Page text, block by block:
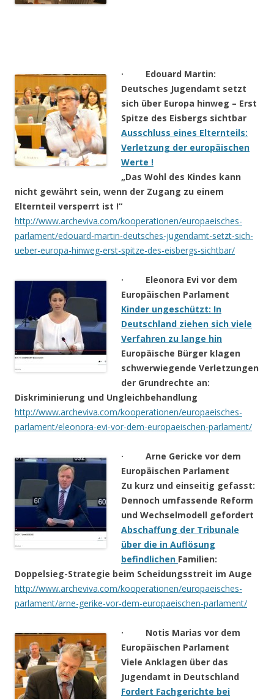
· Edouard Martin:
Deutsches Jugendamt setzt
sich über Europa hinweg – Erst
Spitze des Eisbergs sichtbar
Ausschluss eines Elternteils:
Verletzung der europäischen
Werte !
„Das Wohl des Kindes kann
nicht gewährt sein, wenn der Zugang zu einem
Elternteil versperrt ist !“
http://www.archeviva.com/kooperationen/europaeisches-
parlament/edouard-martin-deutsches-jugendamt-setzt-sich-
ueber-europa-hinweg-erst-spitze-des-eisbergs-sichtbar/
· Eleonora Evi vor dem
Europäischen Parlament
Kinder ungeschützt: In
Deutschland ziehen sich viele
Verfahren zu lange hin
Europäische Bürger klagen
schwerwiegende Verletzungen
der Grundrechte an:
Diskriminierung und Ungleichbehandlung
http://www.archeviva.com/kooperationen/europaeisches-
parlament/eleonora-evi-vor-dem-europaeischen-parlament/
· Arne Gericke vor dem
Europäischen Parlament
Zu kurz und einseitig gefasst:
Dennoch umfassende Reform
und Wechselmodell gefordert
Abschaffung der Tribunale
über die in Auflösung
befindlichen Familien:
Doppelsieg-Strategie beim Scheidungsstreit im Auge
http://www.archeviva.com/kooperationen/europaeisches-
parlament/arne-gerike-vor-dem-europaeischen-parlament/
· Notis Marias vor dem
Europäischen Parlament
Viele Anklagen über das
Jugendamt in Deutschland
Fordert Fachgerichte bei